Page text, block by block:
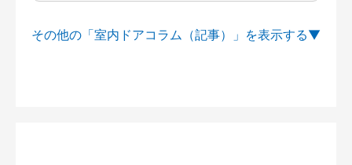
その他の「室内ドアコラム（記事）」を